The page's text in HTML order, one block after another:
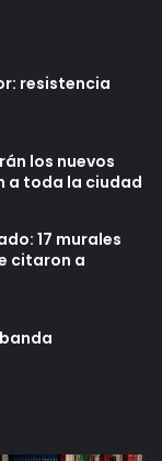
resistencia
los nuevos
a toda la ciudad
17 murales
citaron a